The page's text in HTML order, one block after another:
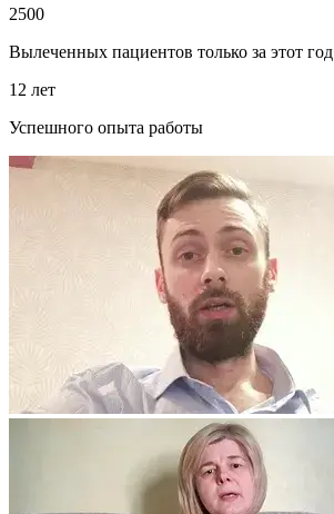
2500
Вылеченных пациентов только за этот год
12 лет
Успешного опыта работы